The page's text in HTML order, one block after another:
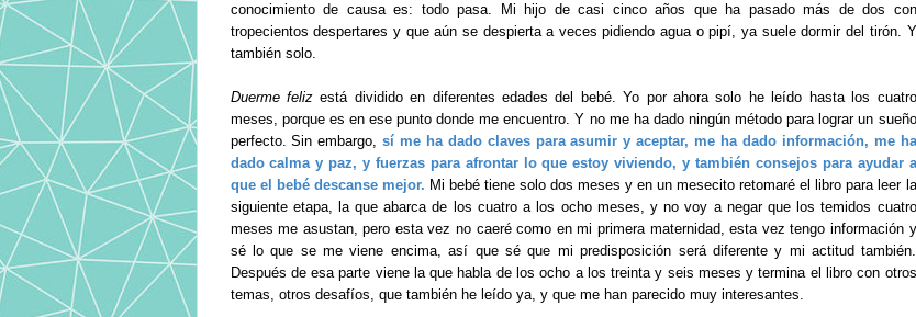
conocimiento de causa es: todo pasa. Mi hijo de casi cinco años que ha pasado más de dos con
tropecientos despertares y que aún se despierta a veces pidiendo agua o pipí, ya suele dormir del tirón. Y
también solo.
Duerme felizestá dividido en diferentes edades del bebé. Yo por ahora solo he leído hasta los cuatro
meses, porque es en ese punto donde me encuentro. Y no me ha dado ningún método para lograr un sueño
perfecto. Sin embargo, sí me ha dado claves para asumir y aceptar, me ha dado información, me ha
dado calma y paz, y fuerzas para afrontar lo que estoy viviendo, y también consejos para ayudar a
que el bebé descanse mejor. Mi bebé tiene solo dos meses y en un mesecito retomaré el libro para leer la
siguiente etapa, la que abarca de los cuatro a los ocho meses, y no voy a negar que los temidos cuatro
meses me asustan, pero esta vez no caeré como en mi primera maternidad, esta vez tengo información y
sé lo que se me viene encima, así que sé que mi predisposición será diferente y mi actitud también.
Después de esa parte viene la que habla de los ocho a los treinta y seis meses y termina el libro con otros
temas, otros desafíos, que también he leído ya, y que me han parecido muy interesantes.